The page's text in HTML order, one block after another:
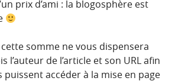
prix d’ami : la blogosphère est
somme ne vous dispensera
l’auteur de l’article et son URL afin
puissent accéder à la mise en page